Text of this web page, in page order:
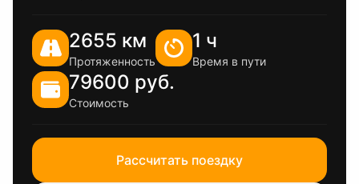
2655 км
Протяженность
1 ч
Время в пути
79600 руб.
Стоимость
Рассчитать поездку